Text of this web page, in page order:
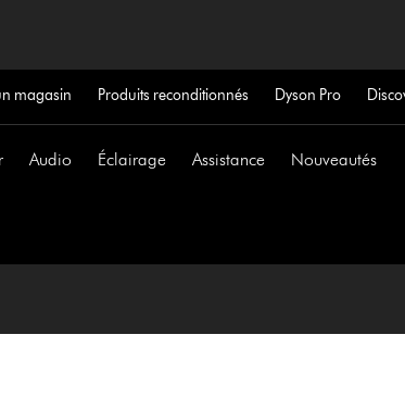
magasin Produits reconditionnés Dyson Pro
Audio Éclairage Assistance Nouveautés